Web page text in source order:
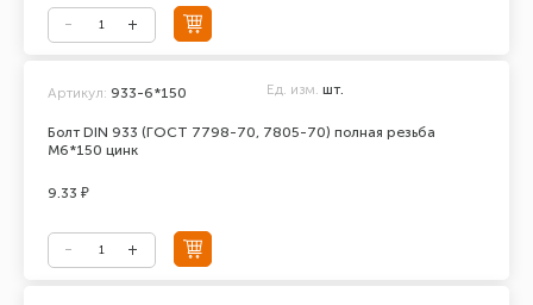
Болт DIN 933 (ГОСТ 7798-70, 7805-70) полная резьба
М6*150 цинк
Артикул: 933-6*150 Ед. изм. шт.
9.33 ₽